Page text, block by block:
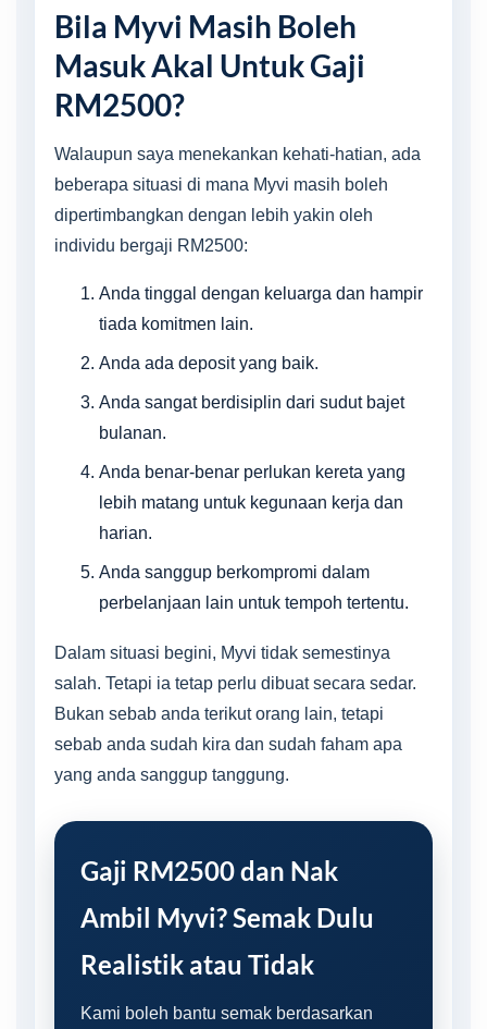
Bila Myvi Masih Boleh
Masuk Akal Untuk Gaji
RM2500?
Walaupun saya menekankan kehati-hatian, ada
beberapa situasi di mana Myvi masih boleh
dipertimbangkan dengan lebih yakin oleh
individu bergaji RM2500:
Anda tinggal dengan keluarga dan hampir
tiada komitmen lain.
Anda ada deposit yang baik.
Anda sangat berdisiplin dari sudut bajet
bulanan.
Anda benar-benar perlukan kereta yang
lebih matang untuk kegunaan kerja dan
harian.
Anda sanggup berkompromi dalam
perbelanjaan lain untuk tempoh tertentu.
Dalam situasi begini, Myvi tidak semestinya
salah. Tetapi ia tetap perlu dibuat secara sedar.
Bukan sebab anda terikut orang lain, tetapi
sebab anda sudah kira dan sudah faham apa
yang anda sanggup tanggung.
Gaji RM2500 dan Nak
Ambil Myvi? Semak Dulu
Realistik atau Tidak
Kami boleh bantu semak berdasarkan